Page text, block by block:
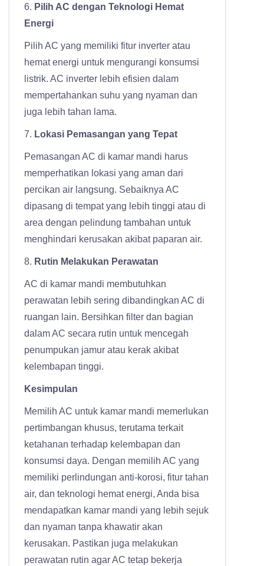
6. Pilih AC dengan Teknologi Hemat
Energi
Pilih AC yang memiliki fitur inverter atau
hemat energi untuk mengurangi konsumsi
listrik. AC inverter lebih efisien dalam
mempertahankan suhu yang nyaman dan
juga lebih tahan lama.
7. Lokasi Pemasangan yang Tepat
Pemasangan AC di kamar mandi harus
memperhatikan lokasi yang aman dari
percikan air langsung. Sebaiknya AC
dipasang di tempat yang lebih tinggi atau di
area dengan pelindung tambahan untuk
menghindari kerusakan akibat paparan air.
8. Rutin Melakukan Perawatan
AC di kamar mandi membutuhkan
perawatan lebih sering dibandingkan AC di
ruangan lain. Bersihkan filter dan bagian
dalam AC secara rutin untuk mencegah
penumpukan jamur atau kerak akibat
kelembapan tinggi.
Kesimpulan
Memilih AC untuk kamar mandi memerlukan
pertimbangan khusus, terutama terkait
ketahanan terhadap kelembapan dan
konsumsi daya. Dengan memilih AC yang
memiliki perlindungan anti-korosi, fitur tahan
air, dan teknologi hemat energi, Anda bisa
mendapatkan kamar mandi yang lebih sejuk
dan nyaman tanpa khawatir akan
kerusakan. Pastikan juga melakukan
perawatan rutin agar AC tetap bekerja